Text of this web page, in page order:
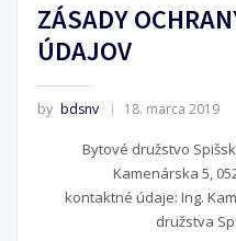
ZÁSADY
ÚDAJOV
by bdsnv 18. marca 2019
Bytové družstvo
Kamenárska 5,
kontaktné údaje: Ing.
družstva